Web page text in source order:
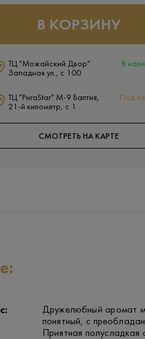
В КОРЗИНУ
ТЦ "Можайский Двор"
Западная ул., с 100
В
ТЦ "РигаStar" М-9 Балтия,
21-й километр, с 1
Под
СМОТРЕТЬ НА КАРТЕ
Дружелюбный аромат
понятный, с
Приятная полусладкая